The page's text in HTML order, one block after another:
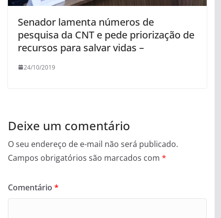
Senador lamenta números de
pesquisa da CNT e pede priorização de
recursos para salvar vidas –
24/10/2019
Deixe um comentário
O seu endereço de e-mail não será publicado.
Campos obrigatórios são marcados com *
Comentário *